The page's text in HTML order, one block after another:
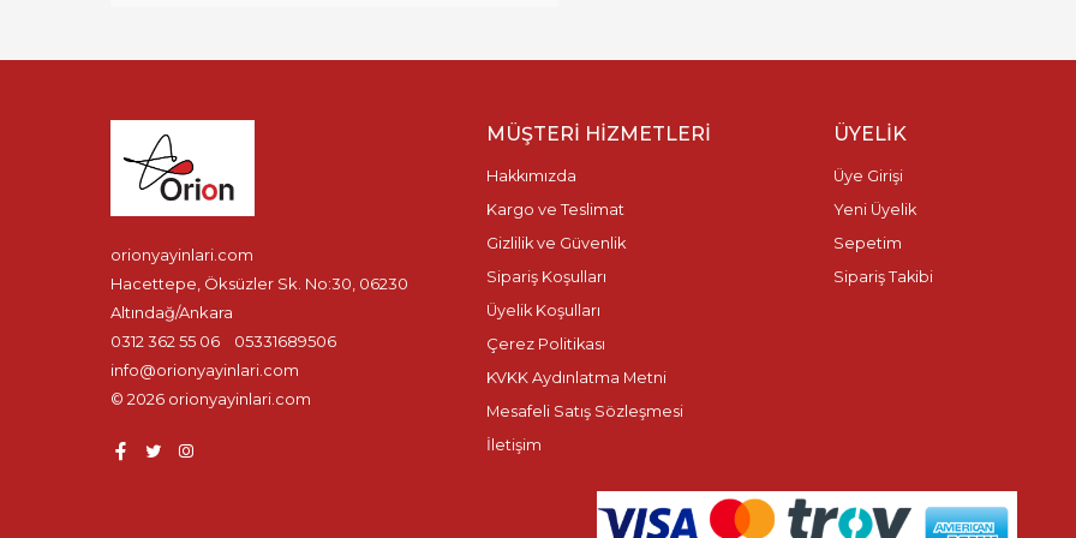
orionyayinlari.com
Hacettepe, Öksüzler Sk. No:30, 06230
Altındağ/Ankara
0312 362 55 06
05331689506
info@orionyayinlari.com
© 2026 orionyayinlari.com
MÜŞTERI HIZMETLERI
Hakkımızda
Kargo ve Teslimat
Gizlilik ve Güvenlik
Sipariş Koşulları
Üyelik Koşulları
Çerez Politikası
KVKK Aydınlatma Metni
Mesafeli Satış Sözleşmesi
İletişim
ÜYELIK
Üye Girişi
Yeni Üyelik
Sepetim
Sipariş Takibi